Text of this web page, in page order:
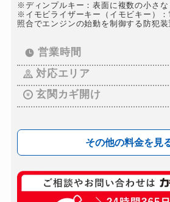
※ディンプルキー：表面に複数の小さな
※イモビライザーキー（イモビキー）
照合でエンジンの始動を制御する防犯
営業時間
対応エリア
玄関カギ開け
その他の料金を見
玄関カギ修理